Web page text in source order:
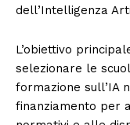
dell’Intelligenza
L’obiettivo
selezionare le
formazione sull’IA
finanziamento per